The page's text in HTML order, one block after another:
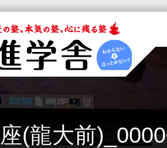
(龍大前